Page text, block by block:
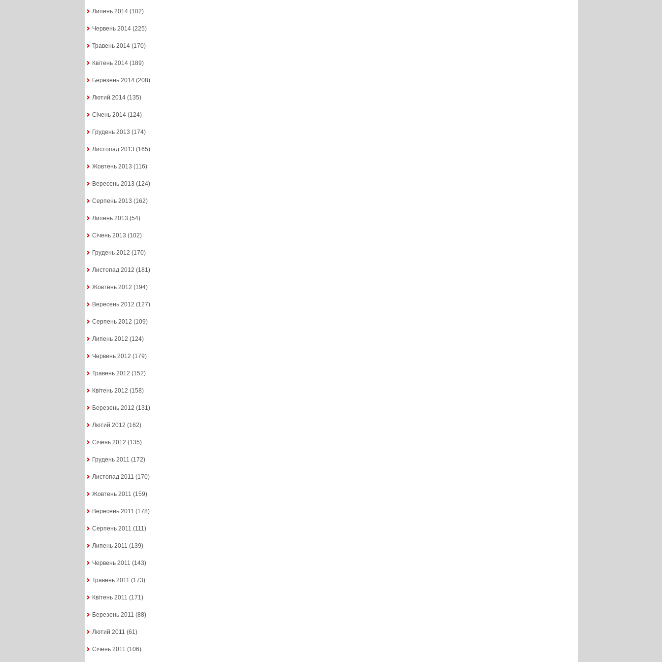
Липень 2014(102)
Червень 2014(225)
Травень 2014(170)
Квітень 2014(189)
Березень 2014(208)
Лютий 2014(135)
Січень 2014(124)
Грудень 2013 (174)
Листопад 2013 (165)
Жовтень 2013 (116)
Вересень 2013 (124)
Серпень 2013 (162)
Липень 2013 (54)
Січень 2013 (102)
Грудень 2012 (170)
Листопад 2012 (181)
Жовтень 2012 (194)
Вересень 2012 (127)
Серпень 2012 (109)
Липень 2012 (124)
Червень 2012 (179)
Травень 2012 (152)
Квітень 2012 (158)
Березень 2012 (131)
Лютий 2012 (162)
Січень 2012 (135)
Грудень 2011 (172)
Листопад 2011 (170)
Жовтень 2011 (159)
Вересень 2011 (178)
Серпень 2011 (111)
Липень 2011 (139)
Червень 2011 (143)
Травень 2011 (173)
Квітень 2011 (171)
Березень 2011 (88)
Лютий 2011 (61)
Січень 2011 (106)